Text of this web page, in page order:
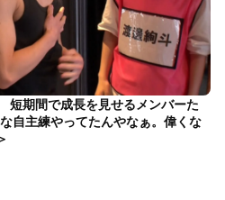
期間で成長を見せるメンバーた
自主練やってたんやなぁ。偉くな